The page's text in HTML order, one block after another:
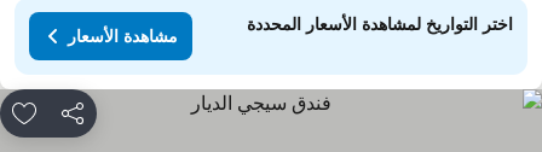
اختر التواريخ لمشاهدة الأسعار المحددة
مشاهدة الأسعار
مشاركة